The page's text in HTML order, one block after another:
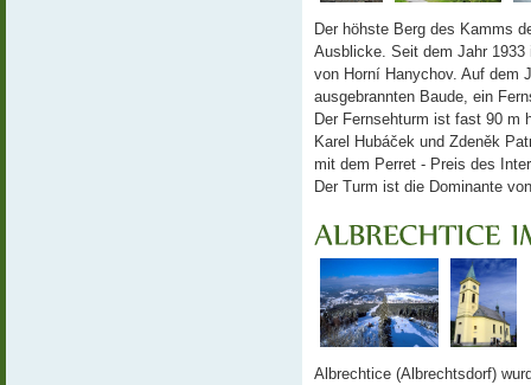
Der höhste Berg des Kamms
Ausblicke. Seit dem Jahr
von Horní Hanychov. Auf dem
ausgebrannten Baude, ein
Der Fernsehturm ist fast 90 m
Karel Hubáček und Zdeněk
mit dem Perret - Preis des
Der Turm ist die Dominante
Albrechtice (Albrechtsdorf)